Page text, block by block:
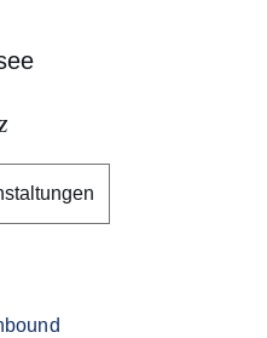
Direkt zum Kopf der
Direkt zum Inhalt
Direkt zum Fuß der